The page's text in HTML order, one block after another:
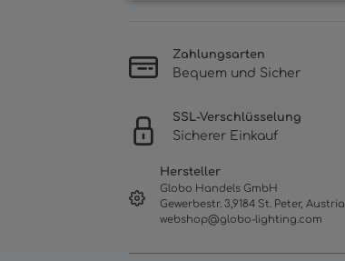
Zahlungsarten
Bequem und Sicher
SSL-Verschlüsselung
Sicherer Einkauf
Hersteller
Globo Handels GmbH
Gewerbestr. 3,9184 St. Peter, Austria
webshop@globo-lighting.com